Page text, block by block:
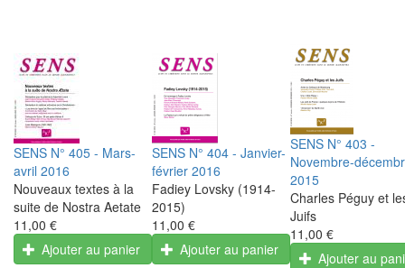
SENS N° 405 - Mars-
avril 2016
Nouveaux textes à la
suite de Nostra Aetate
11,00 €
Ajouter au panier
SENS N° 404 - Janvier-
février 2016
Fadiey Lovsky (1914-
2015)
11,00 €
Ajouter au panier
SENS N° 403 -
Novembre-
2015
Charles Péguy et
Juifs
11,00 €
Ajouter au